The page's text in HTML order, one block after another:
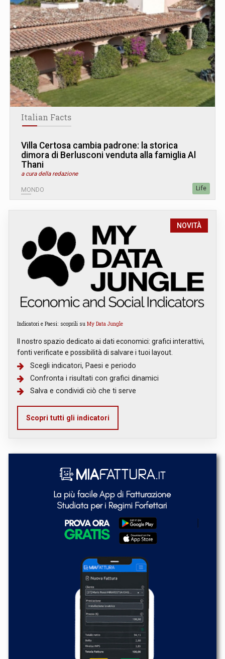
Italian Facts
Villa Certosa cambia padrone: la storica
dimora di Berlusconi venduta alla famiglia Al
Thani
a cura della redazione
MONDO Life
NOVITÀ
Indicatori e Paesi: scoprili su My Data Jungle
Il nostro spazio dedicato ai dati economici: grafici interattivi,
fonti verificate e possibilità di salvare i tuoi layout.
Scegli indicatori, Paesi e periodo
Confronta i risultati con grafici dinamici
Salva e condividi ciò che ti serve
Scopri tutti gli indicatori